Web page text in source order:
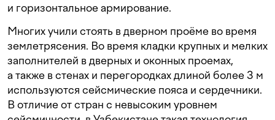
и горизонтальное армирование.
Многих учили стоять в дверном проёме во время
землетрясения. Во время кладки крупных и мелких
заполнителей в дверных и оконных проемах,
а также в стенах и перегородках длиной более 3 м
используются сейсмические пояса и сердечники.
В отличие от стран с невысоким уровнем